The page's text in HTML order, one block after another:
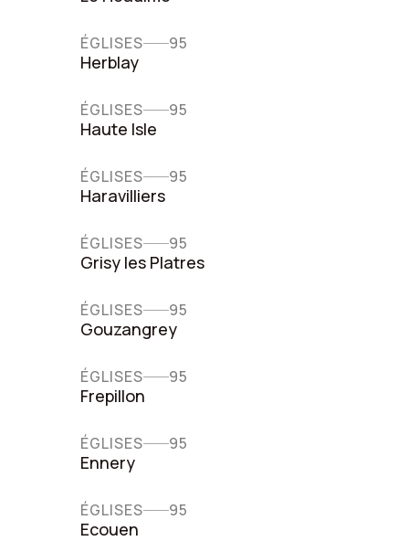
ÉGLISES 95
Herblay
ÉGLISES 95
Haute Isle
ÉGLISES 95
Haravilliers
ÉGLISES 95
Grisy les Platres
ÉGLISES 95
Gouzangrey
ÉGLISES 95
Frepillon
ÉGLISES 95
Ennery
ÉGLISES 95
Ecouen